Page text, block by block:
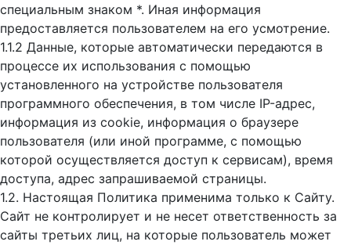
специальным знаком *. Иная информация
предоставляется пользователем на его усмотрение.
1.1.2 Данные, которые автоматически передаются в
процессе их использования с помощью
установленного на устройстве пользователя
программного обеспечения, в том числе IP-адрес,
информация из cookie, информация о браузере
пользователя (или иной программе, с помощью
которой осуществляется доступ к cервисам), время
доступа, адрес запрашиваемой страницы.
1.2. Настоящая Политика применима только к Сайту.
Сайт не контролирует и не несет ответственность за
сайты третьих лиц, на которые пользователь может